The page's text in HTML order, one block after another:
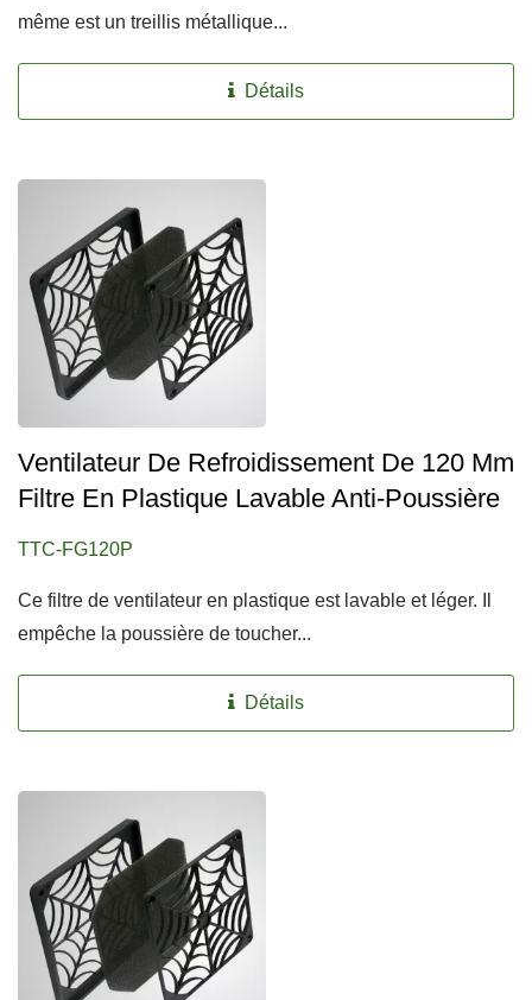
même est un treillis métallique...
Détails
Ventilateur De Refroidissement De 120 Mm
Filtre En Plastique Lavable Anti-Poussière
TTC-FG120P
Ce filtre de ventilateur en plastique est lavable et léger. Il
empêche la poussière de toucher...
Détails